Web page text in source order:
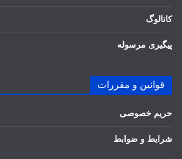
کاتالوگ
پیگیری مرسوله
قوانین و مقررات
حریم خصوصی
شرایط و ضوابط